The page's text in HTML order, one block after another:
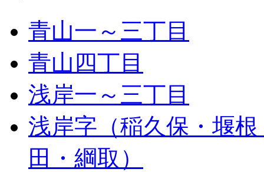
青山一～三丁目
青山四丁目
浅岸一～三丁目
浅岸字（稲久保・堰
田・綱取）